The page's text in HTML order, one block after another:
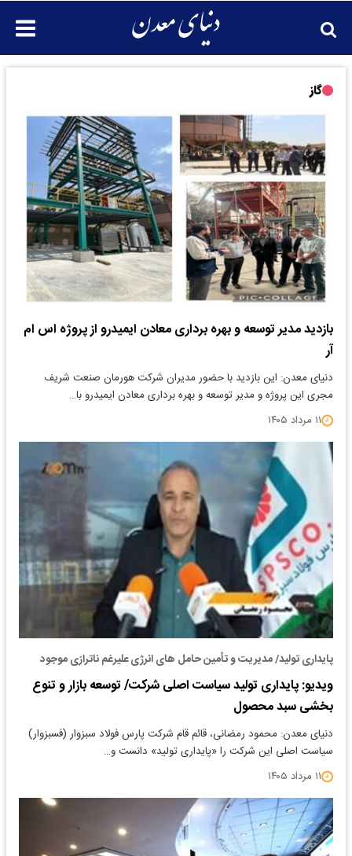
گاز
بازدید مدیر توسعه و بهره برداری معادن ایمیدرو از پروژه اس ام
آر
دنیای معدن: این بازدید با حضور مدیران شرکت هورمان صنعت شریف
مجری این پروژه و مدیر توسعه و بهره برداری معادن ایمیدرو با…
۱۱ مرداد ۱۴۰۵
پایداری تولید‌/ مدیریت و تأمین حامل های انرژی علیرغم ناترازی موجود
ویدیو: پایداری تولید سیاست اصلی شرکت/ توسعه بازار و تنوع
بخشی سبد محصول
دنیای معدن: محمود رمضانی، قائم قام شرکت پارس فولاد سبزوار (فسبزوار)
سیاست اصلی این شرکت را «پایداری تولید» دانست و…
۱۱ مرداد ۱۴۰۵